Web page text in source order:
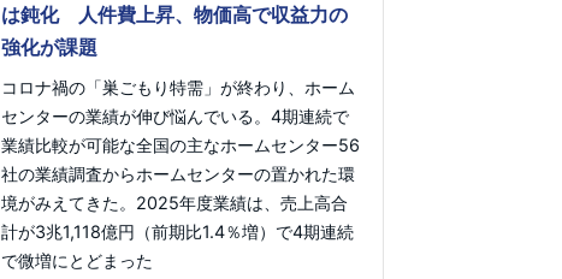
は鈍化 人件費上昇、物価高で収益力の
強化が課題
コロナ禍の「巣ごもり特需」が終わり、ホーム
センターの業績が伸び悩んでいる。4期連続で
業績比較が可能な全国の主なホームセンター56
社の業績調査からホームセンターの置かれた環
境がみえてきた。2025年度業績は、売上高合
計が3兆1,118億円（前期比1.4％増）で4期連続
で微増にとどまった